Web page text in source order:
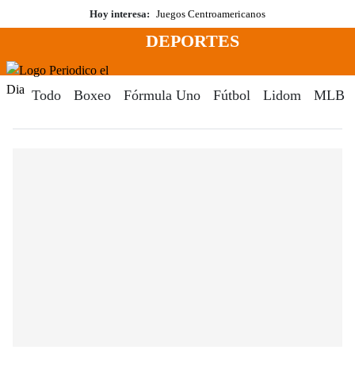
al
Hoy interesa: Juegos Centroamericanos
Menú
DEPORTES
Todo Boxeo Fórmula Uno Fútbol Lidom MLB